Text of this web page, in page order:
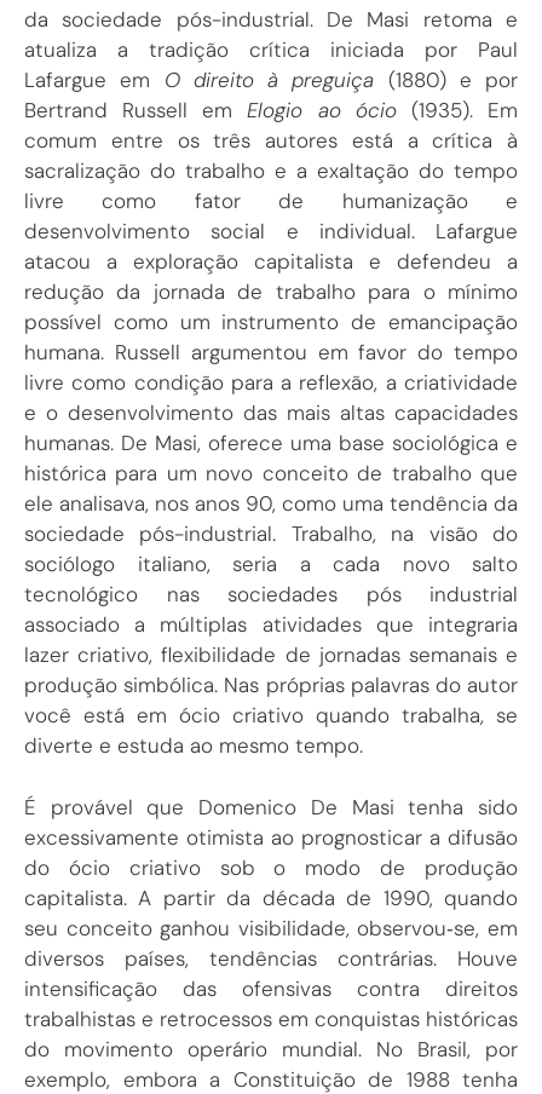
da sociedade pós-industrial. De Masi retoma e
atualiza a tradição crítica iniciada por Paul
Lafargue em O direito à preguiça (1880) e por
Bertrand Russell emElogio ao ócio(1935). Em
comum entre os três autores está a crítica à
sacralização do trabalho e a exaltação do tempo
livre como fator de humanização e
desenvolvimento social e individual. Lafargue
atacou a exploração capitalista e defendeu a
redução da jornada de trabalho para o mínimo
possível como um instrumento de emancipação
humana. Russell argumentou em favor do tempo
livre como condição para a reflexão, a criatividade
e o desenvolvimento das mais altas capacidades
humanas. De Masi, oferece uma base sociológica e
histórica para um novo conceito de trabalho que
ele analisava, nos anos 90, como uma tendência da
sociedade pós-industrial. Trabalho, na visão do
sociólogo italiano, seria a cada novo salto
tecnológico nas sociedades pós industrial
associado a múltiplas atividades que integraria
lazer criativo, flexibilidade de jornadas semanais e
produção simbólica. Nas próprias palavras do autor
você está em ócio criativo quando trabalha, se
diverte e estuda ao mesmo tempo.
É provável que Domenico De Masi tenha sido
excessivamente otimista ao prognosticar a difusão
do ócio criativo sob o modo de produção
capitalista. A partir da década de 1990, quando
seu conceito ganhou visibilidade, observou‑se, em
diversos países, tendências contrárias. Houve
intensificação das ofensivas contra direitos
trabalhistas e retrocessos em conquistas históricas
do movimento operário mundial. No Brasil, por
exemplo, embora a Constituição de 1988 tenha